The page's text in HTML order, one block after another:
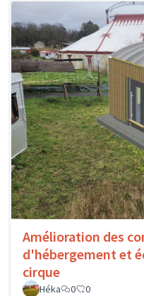
Amélioration des
d'hébergement et
cirque
Héka 0 0